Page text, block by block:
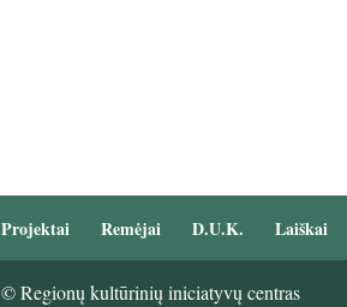
Projektai Remėjai D.U.K. Laiškai
© Regionų kultūrinių iniciatyvų centras